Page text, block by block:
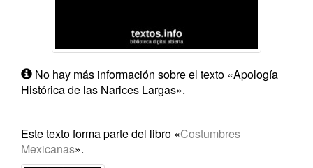
No hay más información sobre el texto «Apología
Histórica de las Narices Largas».
Este texto forma parte del libro «Costumbres
Mexicanas».